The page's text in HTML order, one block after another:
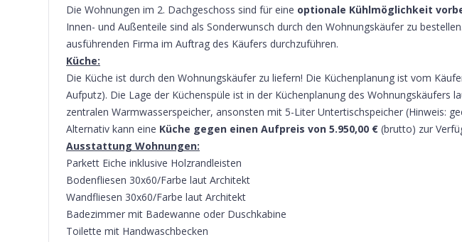
Die Wohnungen im 2. Dachgeschoss sind für eine optionale Kühlmöglichkeit
Innen- und Außenteile sind als Sonderwunsch durch den Wohnungskäufer zu
ausführenden Firma im Auftrag des Käufers durchzuführen.
Küche:
Die Küche ist durch den Wohnungskäufer zu liefern! Die Küchenplanung ist vom
Aufputz). Die Lage der Küchenspüle ist in der Küchenplanung des
zentralen Warmwasserspeicher, ansonsten mit 5-Liter Untertischspeicher (Hinweis:
Alternativ kann eine Küche gegen einen Aufpreis von 5.950,00 € (brutto) zur
Ausstattung Wohnungen:
Parkett Eiche inklusive Holzrandleisten
Bodenfliesen 30x60/Farbe laut Architekt
Wandfliesen 30x60/Farbe laut Architekt
Badezimmer mit Badewanne oder Duschkabine
Toilette mit Handwaschbecken